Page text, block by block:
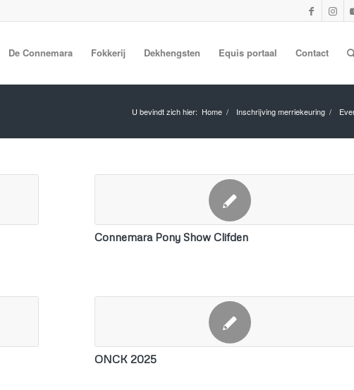
De Connemara Fokkerij Dekhengsten Equis portaal Contact
U bevindt zich hier: Home / Inschrijving merriekeuring /
Connemara Pony Show Clifden
ONCK 2025